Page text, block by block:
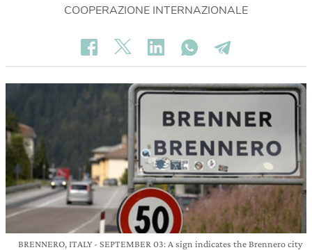
COOPERAZIONE INTERNAZIONALE
BRENNERO, ITALY - SEPTEMBER 03: A sign indicates the Brennero city